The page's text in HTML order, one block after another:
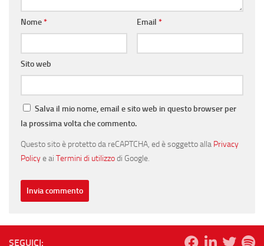
Nome* Email *
Sito web
Salva il mio nome, email e sito web in questo browser per
la prossima volta che commento.
Questo sito è protetto da reCAPTCHA, ed è soggetto alla Privacy
Policye ai Termini di utilizzodi Google.
SEGUICI: